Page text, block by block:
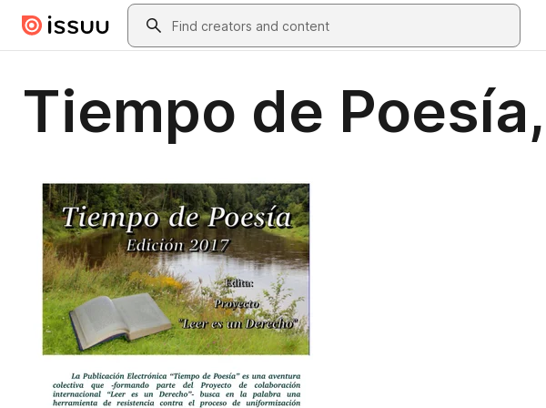
Skip to main contentSearch
Tiempo de